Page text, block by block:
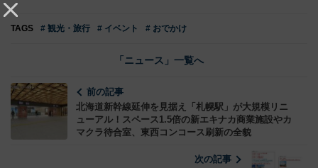
TAGS # 観光・旅行 # イベント # おでかけ
「ニュース」一覧へ
前の記事
北海道新幹線延伸を見据え「札幌駅」が大規模リニ
ューアル！スペース1.5倍の新エキナカ商業施設やカ
マクラ待合室、東西コンコース刷新の全貌
次の記事